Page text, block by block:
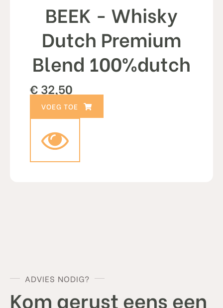
BEEK - Whisky
Dutch Premium
Blend 100%dutch
€ 32,50
ADVIES NODIG?
Kom gerust eens een